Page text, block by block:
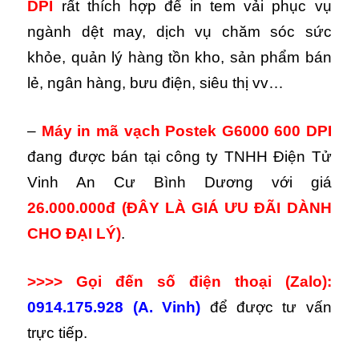
DPI rất thích hợp để in tem vải phục vụ
ngành dệt may, dịch vụ chăm sóc sức
khỏe, quản lý hàng tồn kho, sản phẩm bán
lẻ, ngân hàng, bưu điện, siêu thị vv…
– Máy in mã vạch Postek G6000 600 DPI
đang được bán tại công ty TNHH Điện Tử
Vinh An Cư Bình Dương với giá
26.000.000đ (ĐÂY LÀ GIÁ ƯU ĐÃI DÀNH
CHO ĐẠI LÝ).
>>>> Gọi đến số điện thoại (Zalo):
0914.175.928 (A. Vinh) để được tư vấn
trực tiếp.